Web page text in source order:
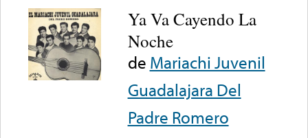
Ya Va Cayendo La
Noche
de Mariachi Juvenil
Guadalajara Del
Padre Romero